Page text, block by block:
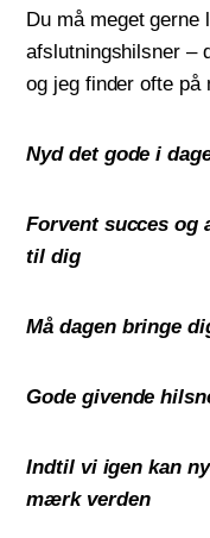
Du må meget gerne
afslutningshilsner –
og jeg finder ofte på
Nyd det gode i
Forvent succes og
til dig
Må dagen bringe
Gode givende
Indtil vi igen kan
mærk verden